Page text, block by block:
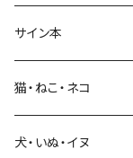
生活・暮らし
サイン本
猫・ねこ・ネコ
犬・いぬ・イヌ